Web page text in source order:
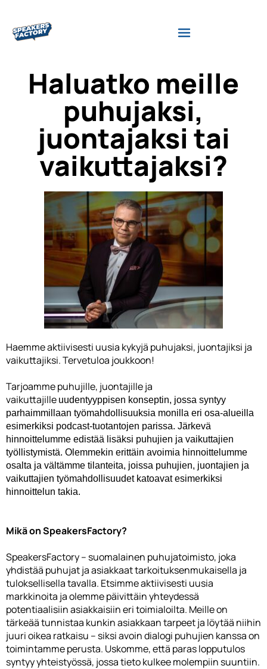
Haluatko meille
puhujaksi,
juontajaksi tai
vaikuttajaksi?
Haemme aktiivisesti uusia kykyjä puhujaksi, juontajiksi ja
vaikuttajiksi. Tervetuloa joukkoon!
Tarjoamme puhujille, juontajille ja
vaikuttajille uudentyyppisen konseptin, jossa syntyy
parhaimmillaan työmahdollisuuksia monilla eri osa-alueilla
esimerkiksi podcast-tuotantojen parissa. Järkevä
hinnoittelumme edistää lisäksi puhujien ja vaikuttajien
työllistymistä. Olemmekin erittäin avoimia hinnoittelumme
osalta ja vältämme tilanteita, joissa puhujien, juontajien ja
vaikuttajien työmahdollisuudet katoavat esimerkiksi
hinnoittelun takia.
Mikä on SpeakersFactory?
SpeakersFactory – suomalainen puhujatoimisto, joka
yhdistää puhujat ja asiakkaat tarkoituksenmukaisella ja
tuloksellisella tavalla. Etsimme aktiivisesti uusia
markkinoita ja olemme päivittäin yhteydessä
potentiaalisiin asiakkaisiin eri toimialoilta. Meille on
tärkeää tunnistaa kunkin asiakkaan tarpeet ja löytää niihin
juuri oikea ratkaisu – siksi avoin dialogi puhujien kanssa on
toimintamme perusta. Uskomme, että paras lopputulos
syntyy yhteistyössä, jossa tieto kulkee molempiin suuntiin.